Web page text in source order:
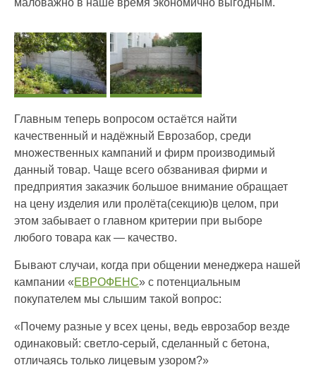
маловажно в наше время экономично выгодным.
Главным теперь вопросом остаётся найти
качественный и надёжный Еврозабор, среди
множественных кампаний и фирм производимый
данный товар. Чаще всего обзванивая фирми и
предприятия заказчик большое внимание обращает
на цену изделия или пролёта(секцию)в целом, при
этом забывает о главном критерии при выборе
любого товара как — качество.
Бывают случаи, когда при общении менеджера нашей
кампании «ЕВРОФЕНС» с потенциальным
покупателем мы слышим такой вопрос:
«Почему разные у всех цены, ведь еврозабор везде
одинаковый: светло-серый, сделанный с бетона,
отличаясь только лицевым узором?»